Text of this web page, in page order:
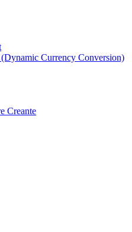
Currency Conversion)
Creante